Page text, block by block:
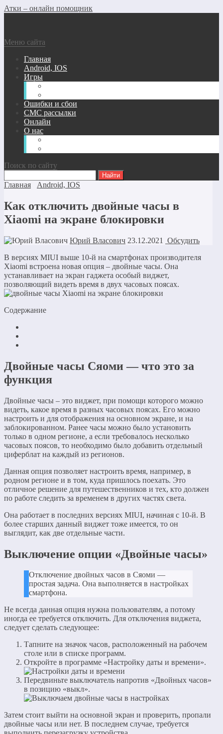
Атки – онлайн помощник
Меню сайта
Главная
Android, IOS
Игры
Ошибки и сбои
СМС рассылки
Онлайн
О нас
Поиск по сайту
Главная Android, IOS
Как отключить двойные часы в
Xiaomi на экране блокировки
Юрий Власович 23.12.2021
Обсудить
В версиях MIUI выше 10-й на смартфонах производителя
Xiaomi встроена новая опция – двойные часы. Она
устанавливает на экран гаджета особый виджет,
позволяющий видеть время в двух часовых поясах.
Содержание
Двойные часы Сяоми — что это за
функция
Двойные часы – это виджет, при помощи которого можно
видеть, какое время в разных часовых поясах. Его можно
настроить и для отображения на основном экране, и на
заблокированном. Ранее часы можно было установить
только в одном регионе, а если требовалось несколько
часовых поясов, то необходимо было добавить отдельный
циферблат на каждый из регионов.
Данная опция позволяет настроить время, например, в
родном регионе и в том, куда пришлось поехать. Это
отличное решение для путешественников и тех, кто должен
по работе следить за временем в других частях света.
Она работает в последних версиях MIUI, начиная с 10-й. В
более старших данный виджет тоже имеется, то он
выглядит, как две отдельные части.
Выключение опции «Двойные часы»
Отключение двойных часов в Сяоми —
простая задача. Она выполняется в настройках
смартфона.
Не всегда данная опция нужна пользователям, а потому
иногда ее требуется отключить. Для отключения виджета,
следует сделать следующее:
Тапните на значок часов, расположенный на рабочем
столе или в списке программ.
Откройте в программе «Настройку даты и времени».
Передвиньте выключатель напротив «Двойных часов»
в позицию «выкл».
Затем стоит выйти на основной экран и проверить, пропали
двойные часы или нет. В последнем случае, требуется